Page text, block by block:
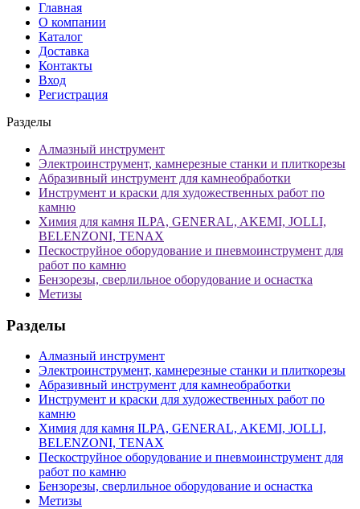
Главная
О компании
Каталог
Доставка
Контакты
Вход
Регистрация
Разделы
Алмазный инструмент
Электроинструмент, камнерезные станки и плиткорезы
Абразивный инструмент для камнеобработки
Инструмент и краски для художественных работ по
камню
Химия для камня ILPA, GENERAL, AKEMI, JOLLI,
BELENZONI, TENAX
Пескоструйное оборудование и пневмоинструмент для
работ по камню
Бензорезы, сверлильное оборудование и оснастка
Метизы
Разделы
Алмазный инструмент
Электроинструмент, камнерезные станки и плиткорезы
Абразивный инструмент для камнеобработки
Инструмент и краски для художественных работ по
камню
Химия для камня ILPA, GENERAL, AKEMI, JOLLI,
BELENZONI, TENAX
Пескоструйное оборудование и пневмоинструмент для
работ по камню
Бензорезы, сверлильное оборудование и оснастка
Метизы